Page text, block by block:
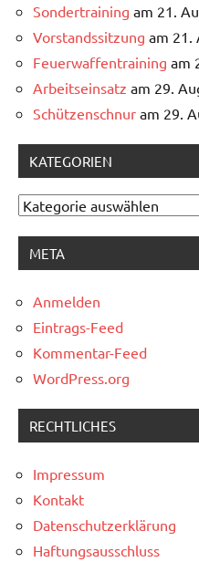
Sondertraining am 21.
Vorstandssitzung am 21.
Feuerwaffentraining am
Arbeitseinsatz am 29.
Schützenschnur am 29.
KATEGORIEN
Kategorien
META
Anmelden
Eintrags-Feed
Kommentar-Feed
WordPress.org
RECHTLICHES
Impressum
Kontakt
Datenschutzerklärung
Haftungsausschluss